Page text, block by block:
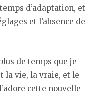
d’adaptation, et
et l’absence de
de temps que je
la vie, la vraie, et le
cette nouvelle